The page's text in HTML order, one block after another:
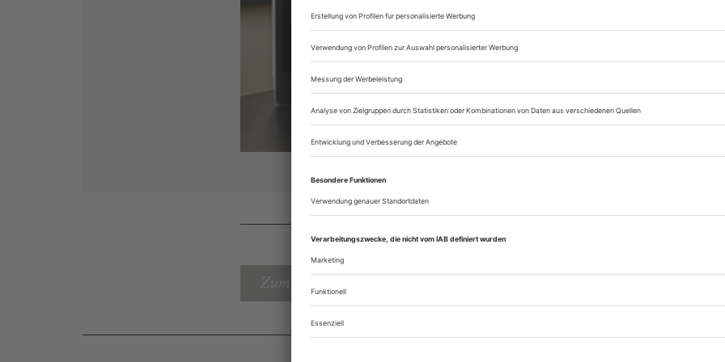
Zum Inhaltsverzeichnis